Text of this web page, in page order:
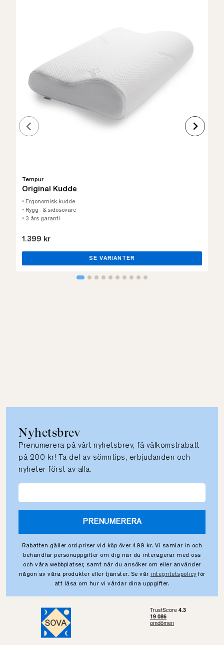
Tempur
Original Kudde
• Ergonomisk kudde
• Rygg- & sidosovare
• 3 års garanti
1.399 kr
SE VARIANTER
Nyhetsbrev
Prenumerera på vårt nyhetsbrev, få välkomstrabatt
på 200 kr! Ta del av sömntips, erbjudanden och
nyheter först av alla.
PRENUMERERA
Rabatten gäller ord.priser vid köp över 499 kr. Vi samlar in och
behandlar personuppgifter om dig när du interagerar med oss
och våra webbplatser, samt när du ansöker om eller använder
någon av våra produkter eller tjänster. Se vår integritetspolicy för
att läsa om hur vi vårdar dina uppgifter.